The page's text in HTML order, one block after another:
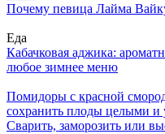
Почему певица Лайма
Еда
Кабачковая аджика:
любое зимнее меню
Помидоры с красной
сохранить плоды целыми и
Сварить, заморозить или